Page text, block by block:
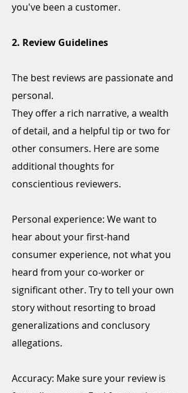
you've been a customer.
2. Review Guidelines
The best reviews are passionate and
personal.
They offer a rich narrative, a wealth
of detail, and a helpful tip or two for
other consumers. Here are some
additional thoughts for
conscientious reviewers.
Personal experience: ​We want to
hear about your first-hand
consumer experience, not what you
heard from your co-worker or
significant other. Try to tell your own
story without resorting to broad
generalizations and conclusory
allegations.
Accuracy: ​Make sure your review is